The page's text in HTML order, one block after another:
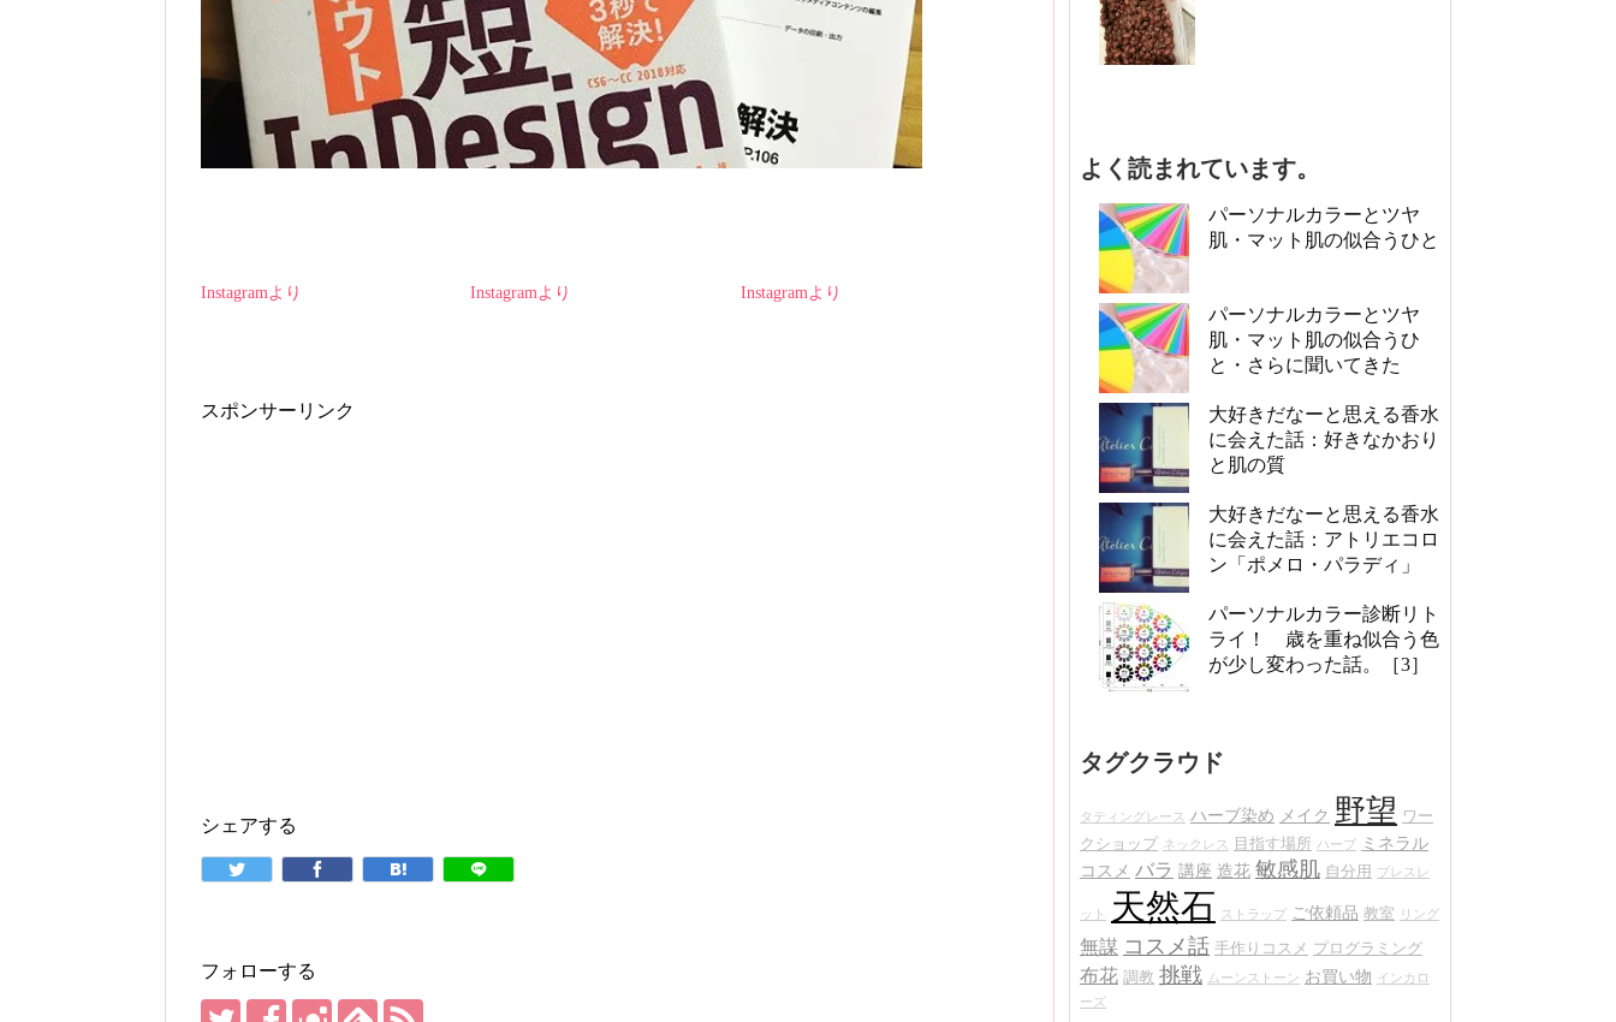
Instagramより Instagramより Instagramより
スポンサーリンク
シェアする
フォローする
よく読まれています。
パーソナルカラーとツヤ
肌・マット肌の似合うひと
パーソナルカラーとツヤ
肌・マット肌の似合うひ
と・さらに聞いてきた
大好きだなーと思える香水
に会えた話：好きなかおり
と肌の質
大好きだなーと思える香水
に会えた話：アトリエコロ
ン「ポメロ・パラディ」
パーソナルカラー診断リト
ライ！ 歳を重ね似合う色
が少し変わった話。［3］
タグクラウド
タティングレース ハーブ染め メイク 野望 ワー
クショップ ネックレス 目指す場所 ハーブ
ミネラル
コスメ バラ 講座 造花 敏感肌 自分用 ブレスレ
ット 天然石 ストラップ ご依頼品 教室 リング
無謀 コスメ話 手作りコスメ プログラミング
布花 調教 挑戦 ムーンストーン お買い物
インカロ
ーズ